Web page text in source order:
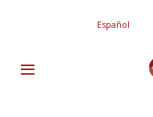
Español